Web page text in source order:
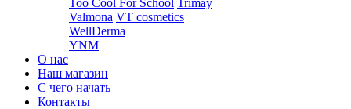
Valmona VT cosmetics
WellDerma
YNM
О нас
Наш магазин
С чего начать
Контакты